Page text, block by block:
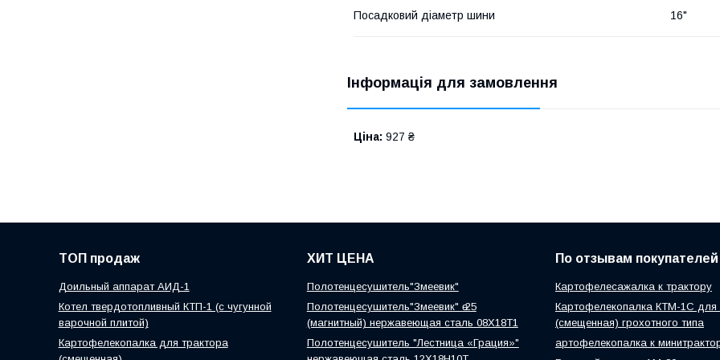
Посадковий діаметр шини 16"
Інформація для замовлення
Ціна: 927 ₴
ТОП продаж
Доильный аппарат АИД-1
Котел твердотопливный КТП-1 (с чугунной
варочной плитой)
Картофелекопалка для трактора
ХИТ ЦЕНА
Полотенцесушитель"Змеевик"
Полотенцесушитель"Змеевик" ө 25
(магнитный) нержавеющая сталь 08Х18Т1
Полотенцесушитель "Лестница «Грация»"
По отзывам покупателей
Картофелесажалка к трактору
Картофелекопалка КТМ-1С для
(смещенная) грохотного типа
артофелекопалка к